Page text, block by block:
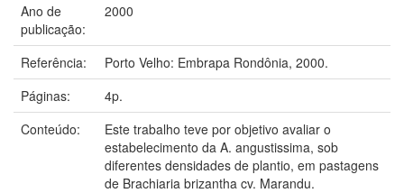
Ano de
publicação:
2000
Referência:
Porto Velho: Embrapa Rondônia, 2000.
Páginas:
4p.
Conteúdo:
Este trabalho teve por objetivo avaliar o
estabelecimento da A. angustissima, sob
diferentes densidades de plantio, em pastagens
de Brachiaria brizantha cv. Marandu.